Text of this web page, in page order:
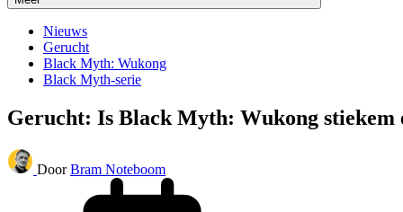
Nieuws
Gerucht
Black Myth: Wukong
Black Myth-serie
Gerucht: Is Black Myth: Wukong stiekem
Door Bram Noteboom